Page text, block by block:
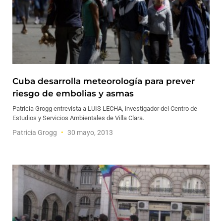
Cuba desarrolla meteorología para prever
riesgo de embolias y asmas
Patricia Grogg entrevista a LUIS LECHA, investigador del Centro de
Estudios y Servicios Ambientales de Villa Clara.
Patricia Grogg 30 mayo, 2013